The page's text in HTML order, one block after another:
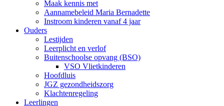
Maak kennis met
Aannamebeleid Maria Bernadette
Instroom kinderen vanaf 4 jaar
Ouders
Lestijden
Leerplicht en verlof
Buitenschoolse opvang (BSO)
VSO Vlietkinderen
Hoofdluis
JGZ gezondheidszorg
Klachtenregeling
Leerlingen